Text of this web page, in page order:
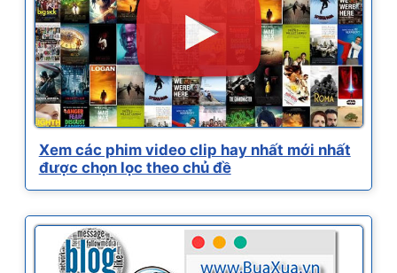
Xem các phim video clip hay nhất mới nhất
được chọn lọc theo chủ đề